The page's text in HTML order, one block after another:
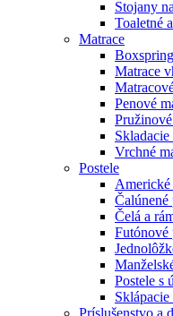
Stojany
Toaletné
Matrace
Matrace
Penové
Skladacie
Vrchné
Postele
Americké
Čalúnené
Čelá a
Futónové
Postele s
Sklápacie
Príslušenstvo a